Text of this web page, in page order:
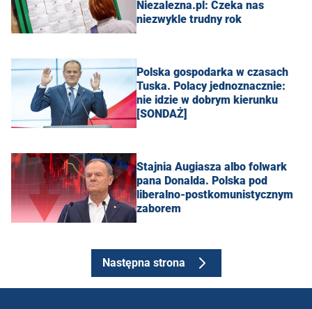
Niezalezna.pl: Czeka nas
niezwykle trudny rok
Polska gospodarka w czasach
Tuska. Polacy jednoznacznie:
nie idzie w dobrym kierunku
[SONDAŻ]
Stajnia Augiasza albo folwark
pana Donalda. Polska pod
liberalno-postkomunistycznym
zaborem
Następna strona